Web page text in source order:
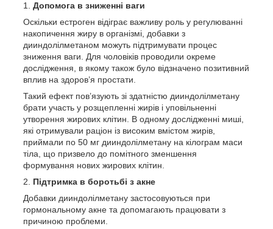
Допомога в зниженні ваги
Оскільки естроген відіграє важливу роль у регулюванні
накопичення жиру в організмі, добавки з
дииндолілметаном можуть підтримувати процес
зниження ваги. Для чоловіків проводили окреме
дослідження, в якому також було відзначено позитивний
вплив на здоров’я простати.
Такий ефект пов’язують зі здатністю дииндолілметану
брати участь у розщепленні жирів і уповільненні
утворення жирових клітин. В одному дослідженні миші,
які отримували раціон із високим вмістом жирів,
приймали по 50 мг дииндолілметану на кілограм маси
тіла, що призвело до помітного зменшення
формування нових жирових клітин.
Підтримка в боротьбі з акне
Добавки дииндолілметану застосовуються при
гормональному акне та допомагають працювати з
причиною проблеми.